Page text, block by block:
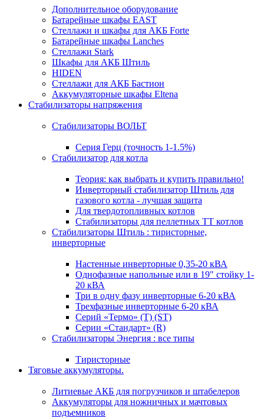
Дополнительное оборудование
Батарейные шкафы EAST
Стеллажи и шкафы для АКБ Forte
Батарейные шкафы Lanches
Стеллажи Stark
Шкафы для АКБ Штиль
HIDEN
Стеллажи для АКБ Бастион
Аккумуляторные шкафы Eltena
Стабилизаторы напряжения
Стабилизаторы ВОЛЬТ
Серия Герц (точность 1-1.5%)
Стабилизатор для котла
Теория: как выбрать и купить правильно!
Инверторный стабилизатор Штиль для
газового котла - лучшая защита
Для твердотопливных котлов
Стабилизаторы для пеллетных ТТ котлов
Стабилизаторы Штиль : тиристорные,
инверторные
Настенные инверторные 0,35-20 кВА
Однофазные напольные или в 19" стойку 1-
20 кВА
Три в одну фазу инверторные 6-20 кВА
Трехфазные инверторные 6-20 кВА
Серий «Термо» (T) (ST)
Серии «Стандарт» (R)
Стабилизаторы Энергия : все типы
Тиристорные
Тяговые аккумуляторы.
Литиевые АКБ для погрузчиков и штабелеров
Аккумуляторы для ножничных и мачтовых
подъемников